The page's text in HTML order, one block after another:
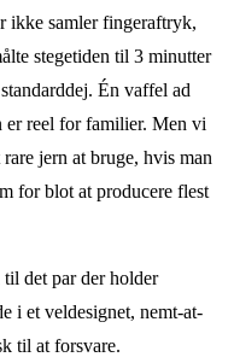
ikke samler fingeraftryk,
stegetiden til 3 minutter
Én vaffel ad
er reel for familier. Men vi
jern at bruge, hvis man
for blot at producere flest
det par der holder
i et veldesignet, nemt-at-
til at forsvare.